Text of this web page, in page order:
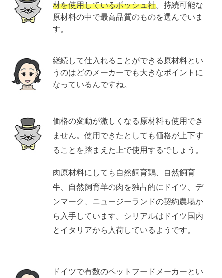
材を使用しているボッシュ社。持続可能な
原材料の中で最高品質のものを選んでいま
す。
継続して仕入れることができる原材料とい
うのはどのメーカーでも大きなポイントに
なっているんですね。
価格の変動が激しくなる原材料も使用でき
ません。使用できたとしても価格が上下す
ることを踏まえた上で使用するでしょう。
肉原材料にしても自然飼育鶏、自然飼育
牛、自然飼育羊の肉を独占的にドイツ、デ
ンマーク、ニュージーランドの契約農場か
ら入手しています。シリアルはドイツ国内
とイタリアから入荷しているようです。
ドイツで有数のペットフードメーカーとい